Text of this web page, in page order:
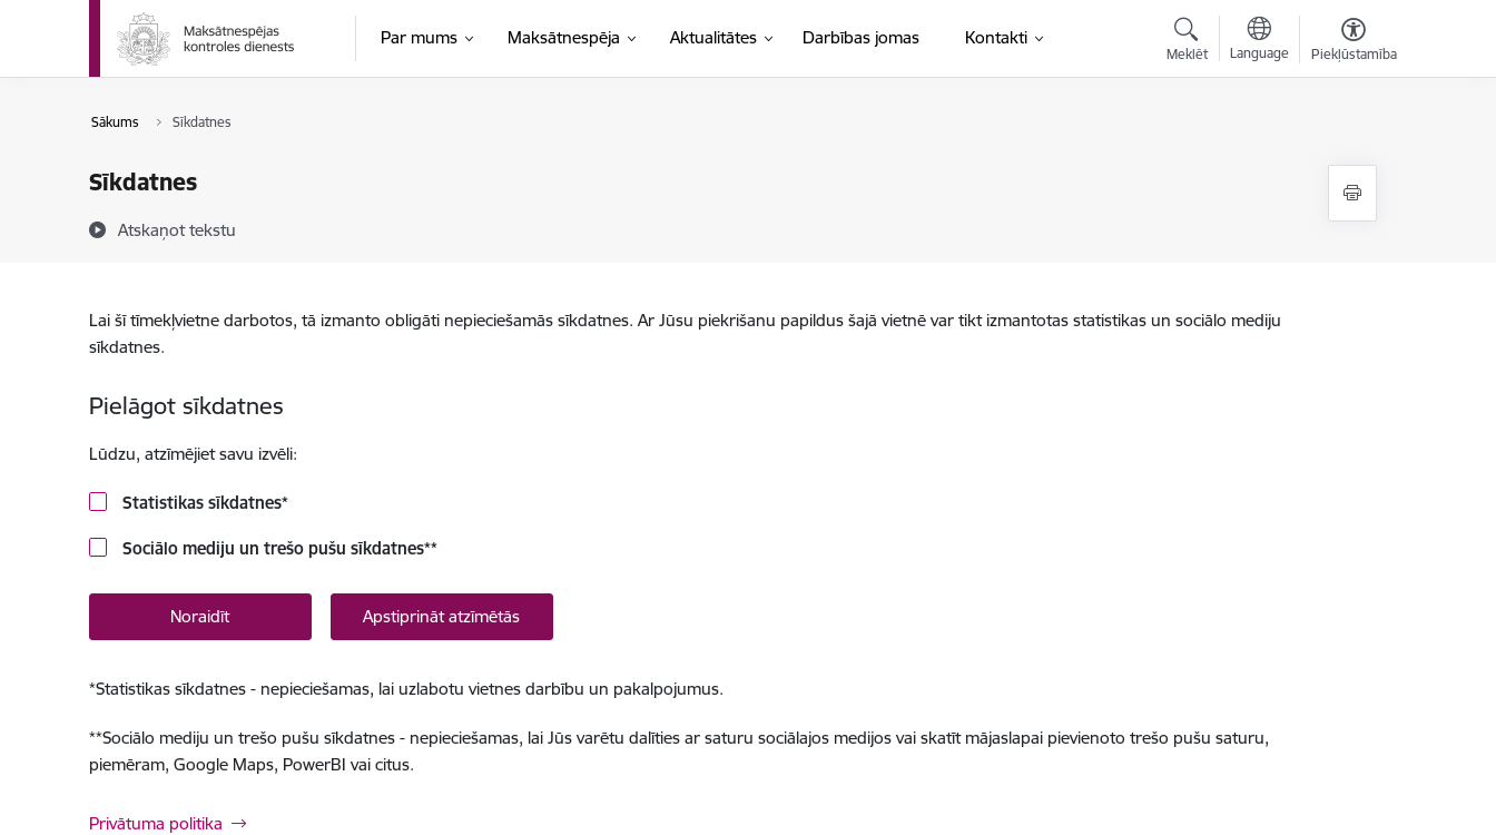
Pāriet uz lapas saturu
Par mums Maksātnespēja Aktualitātes Darbības jomas Kontakti
Meklēt Language Piekļūstamība
Sākums Sīkdatnes
Sīkdatnes
Atskaņot tekstu
Lai šī tīmekļvietne darbotos, tā izmanto obligāti nepieciešamās sīkdatnes. Ar Jūsu piekrišanu papildus šajā vietnē var tikt izmantotas statistikas un sociālo mediju
sīkdatnes.
Pielāgot sīkdatnes
Lūdzu, atzīmējiet savu izvēli:
Statistikas sīkdatnes*
Sociālo mediju un trešo pušu sīkdatnes**
Noraidīt Apstiprināt atzīmētās
*Statistikas sīkdatnes - nepieciešamas, lai uzlabotu vietnes darbību un pakalpojumus.
**Sociālo mediju un trešo pušu sīkdatnes - nepieciešamas, lai Jūs varētu dalīties ar saturu sociālajos medijos vai skatīt mājaslapai pievienoto trešo pušu saturu,
piemēram, Google Maps, PowerBI vai citus.
Privātuma politika